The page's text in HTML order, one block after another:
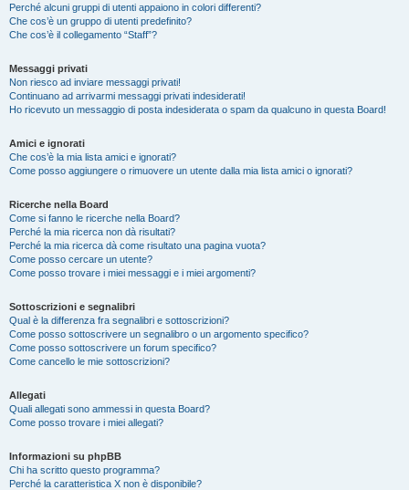
Perché alcuni gruppi di utenti appaiono in colori differenti?
Che cos’è un gruppo di utenti predefinito?
Che cos’è il collegamento “Staff”?
Messaggi privati
Non riesco ad inviare messaggi privati!
Continuano ad arrivarmi messaggi privati indesiderati!
Ho ricevuto un messaggio di posta indesiderata o spam da qualcuno in questa Board!
Amici e ignorati
Che cos’è la mia lista amici e ignorati?
Come posso aggiungere o rimuovere un utente dalla mia lista amici o ignorati?
Ricerche nella Board
Come si fanno le ricerche nella Board?
Perché la mia ricerca non dà risultati?
Perché la mia ricerca dà come risultato una pagina vuota?
Come posso cercare un utente?
Come posso trovare i miei messaggi e i miei argomenti?
Sottoscrizioni e segnalibri
Qual è la differenza fra segnalibri e sottoscrizioni?
Come posso sottoscrivere un segnalibro o un argomento specifico?
Come posso sottoscrivere un forum specifico?
Come cancello le mie sottoscrizioni?
Allegati
Quali allegati sono ammessi in questa Board?
Come posso trovare i miei allegati?
Informazioni su phpBB
Chi ha scritto questo programma?
Perché la caratteristica X non è disponibile?